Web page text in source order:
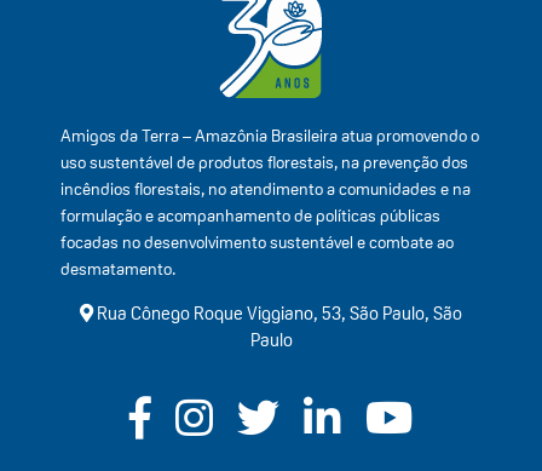
Amigos da Terra – Amazônia Brasileira atua promovendo o
uso sustentável de produtos florestais, na prevenção dos
incêndios florestais, no atendimento a comunidades e na
formulação e acompanhamento de políticas públicas
focadas no desenvolvimento sustentável e combate ao
desmatamento.
Rua Cônego Roque Viggiano, 53, São Paulo, São
Paulo